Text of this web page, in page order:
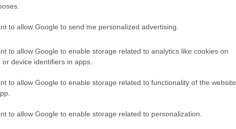
to allow Google to send me personalized advertising.
to allow Google to enable storage related to analytics like cookies on
or device identifiers in apps.
to allow Google to enable storage related to functionality of the website
to allow Google to enable storage related to personalization.